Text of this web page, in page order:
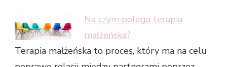
Na czym polega terapia
małżeńska?
Terapia małżeńska to proces, który ma na celu